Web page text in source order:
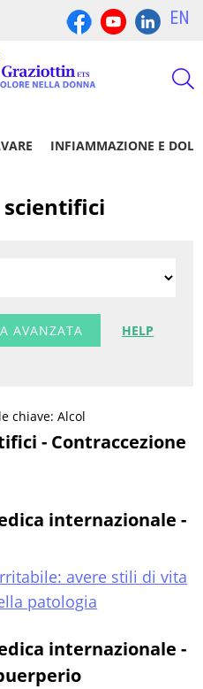
EN
INFIAMMAZIONE E
AVANZATA HELP
chiave: Alcol
- Contraccezione
internazionale -
avere stili di vita
patologia
internazionale -